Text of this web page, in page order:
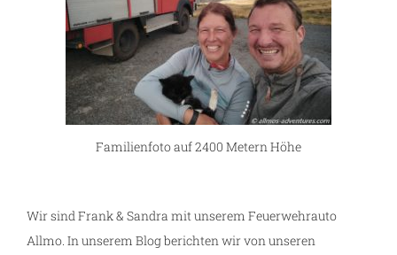
Familienfoto auf 2400 Metern Höhe
Wir sind Frank & Sandra mit unserem Feuerwehrauto
Allmo. In unserem Blog berichten wir von unseren